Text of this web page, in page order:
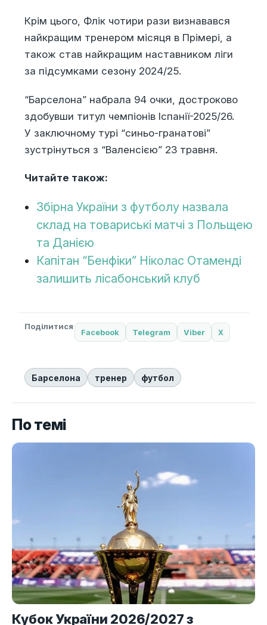
Крім цього, Флік чотири рази визнавався
найкращим тренером місяця в Прімері, а
також став найкращим наставником ліги
за підсумками сезону 2024/25.
“Барселона” набрала 94 очки, достроково
здобувши титул чемпіонів Іспанії-2025/26.
У заключному турі “синьо-гранатові”
зустрінуться з “Валенсією” 23 травня.
Читайте також:
Збірна України з футболу назвала
склад на товариські матчі з Польщею
та Данією
Капітан “Бенфіки” Ніколас Отаменді
залишить лісабонський клуб
Поділитися
Facebook Telegram Viber X
Барселона тренер футбол
По темі
Кубок України 2026/2027 з